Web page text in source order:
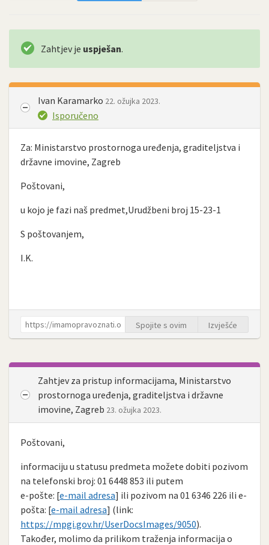
Zahtjev je uspješan.
Ivan Karamarko 22. ožujka 2023.
Isporučeno
Za: Ministarstvo prostornoga uređenja, graditeljstva i
državne imovine, Zagreb
Poštovani,
u kojo je fazi naš predmet,Urudžbeni broj 15-23-1
S poštovanjem,
I.K.
Spojite s ovim Izvješće
Zahtjev za pristup informacijama, Ministarstvo
prostornoga uređenja, graditeljstva i državne
imovine, Zagreb 23. ožujka 2023.
Poštovani,
informaciju u statusu predmeta možete dobiti pozivom
na telefonski broj: 01 6448 853 ili putem
e-pošte: [e-mail adresa] ili pozivom na 01 6346 226 ili e-
pošta: [e-mail adresa] (link:
https://mpgi.gov.hr/UserDocsImages/9050).
Također, molimo da prilikom traženja informacija o